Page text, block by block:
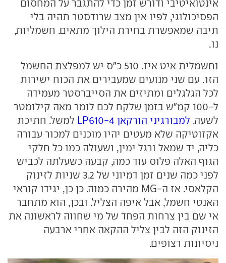
אינטואיטיבי ודורש זמן כדי להתגבר על המחסום
הפסיכולוגי, לפיו אין מצב שרודסטר תהיה בלי
תיבה שמאפשרת בחירת הילוך מתאים. חשמליות,
נו.
וחשמלית איט איז. 510 כ"ס יש למפלצת החשמל
הזו. עם שני מנועים שמעבירים את הכוח ישירות
לכל הגלגלים ומתיזים את הסייברסטר מעמידה
ל-100 קמ"ש בזמן שלקח לכם לומר מאה קילומטר
לשעה. למבורגיני הורקאן LP610-4
למשל. חתיכת
אקזוטיקה שלא מעטים יהיו מוכנים למכור עבורה
כליה, יד שמאל ורגל ימין, ושעולה כמו כל חלקי
הגוף האלה פלוס עוד כמה, קבעה כשעלתה לכביש
לפני כמה שנים זמן דמיוני של 3.2 שניות לזינוק
הקלאסי. אז ה-MG מהירה כמוה. כן כן, יגידו קוראי
האנטי חשמל, אבל איפה הצליל. ובכן, הוא מתחבר
אי שם בין צרחות הפחד של מי שחווה לראשונה את
הזינוק הזה לבין צליל ההקאה אחרי ארבעה
ניסיונות רצופים.